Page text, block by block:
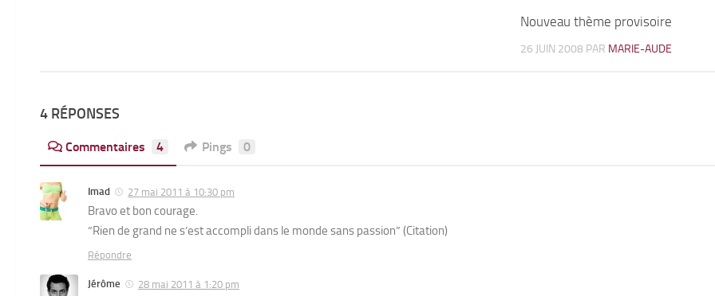
Nouveau thème provisoire
26 JUIN 2008 PAR MARIE-AUDE
4 RÉPONSES
Commentaires 4 Pings 0
Imad 27 mai 2011 à 10:30 pm
Bravo et bon courage.
“Rien de grand ne s’est accompli dans le monde sans passion” (Citation)
Répondre
Jérôme 28 mai 2011 à 1:20 pm